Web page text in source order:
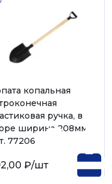
копальная
ручка, в
ширина 208мм
77206
₽/шт